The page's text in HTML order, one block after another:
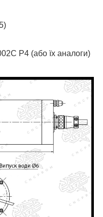
P4 (або їх аналоги)